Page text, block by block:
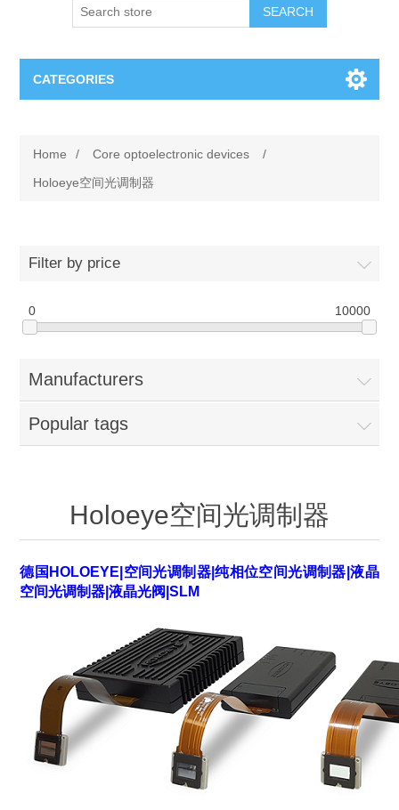
SEARCH
CATEGORIES
OCT MZI干涉仪
OCT数据采集卡
OCT（光学相干断层扫描）整机
OCT 光源单元
OCT扫描系统
BC Solar Cell Solution
电阻率测试仪
透光率测试仪
椭偏仪（Ellipsometer）
TLM
Plasma Etching Equipment
Physical Vapor Deposition (PVD) Equipment
Chemical Vapor Deposition (CVD) Equipment
离子注入设备
外延设备
Ingot Inspection
氧碳分析仪
光电直读光谱仪
X射线晶体定向仪
硅片硅块厚度
Perovskite Solar Cell
Holoeye空间光调制器
Thin-Film Lithium Niobate
ECV spare parts
TLM配件
Sinton Instruments 配件
标准样品（光伏）
Plasma Local Scrubber
Laser dust particle counter
薄层电阻量测系统
Home / Core optoelectronic devices
/
Holoeye空间光调制器
Filter by price
0 10000
Manufacturers
Popular tags
Holoeye空间光调制器
德国HOLOEYE| 空间光调制器|纯相位空间光调制器 |液晶
空间光调制器 |液晶光阀|SLM